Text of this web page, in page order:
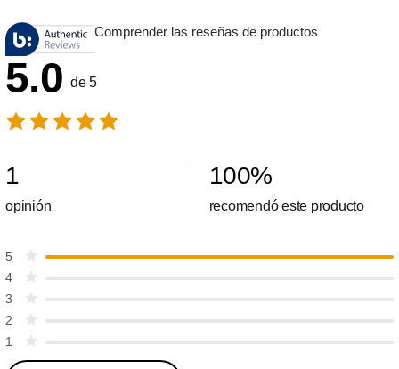
Comprender las reseñas de productos
5.0 de 5
1
opinión
100%
recomendó este producto
5
4
3
2
1